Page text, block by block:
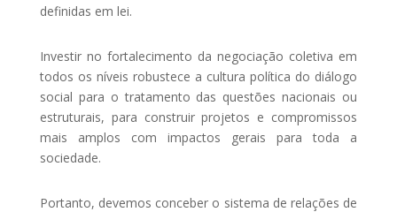
definidas em lei.
Investir no fortalecimento da negociação coletiva em
todos os níveis robustece a cultura política do diálogo
social para o tratamento das questões nacionais ou
estruturais, para construir projetos e compromissos
mais amplos com impactos gerais para toda a
sociedade.
Portanto, devemos conceber o sistema de relações de